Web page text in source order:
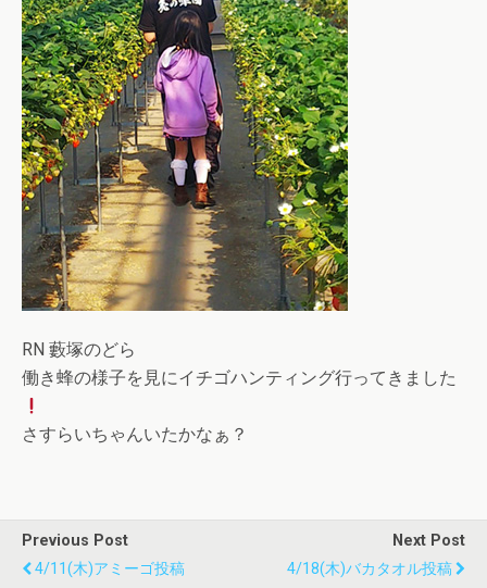
RN 藪塚のどら
働き蜂の様子を見にイチゴハンティング行ってきました
さすらいちゃんいたかなぁ？
Previous Post
4/11(木)アミーゴ投稿
Next Post
4/18(木)バカタオル投稿